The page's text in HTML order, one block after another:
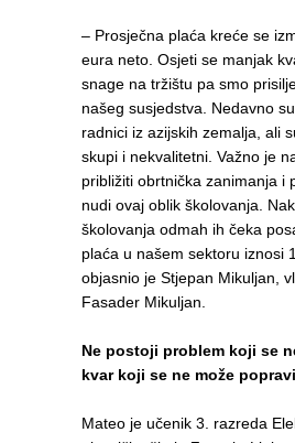
– Prosječna plaća kreće se
eura neto. Osjeti se manjak
snage na tržištu pa smo
našeg susjedstva. Nedavno
radnici iz azijskih zemalja, ali
skupi i nekvalitetni. Važno je
približiti obrtnička zanimanja i
nudi ovaj oblik školovanja.
školovanja odmah ih čeka
plaća u našem sektoru iznosi
objasnio je Stjepan Mikuljan,
Fasader Mikuljan.
Ne postoji problem koji se
kvar koji se ne može
Mateo je učenik 3. razreda